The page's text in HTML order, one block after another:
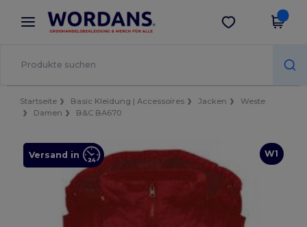
× Wordans App
Bessere Preise in der App!
App holen
Startseite Basic Kleidung | Accessoires Jacken
Weste
Damen
B&C BA670
W1
Versand in